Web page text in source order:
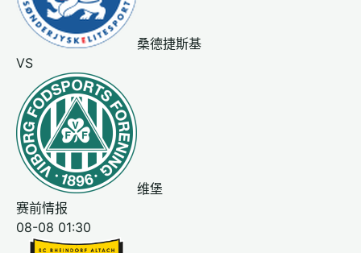
桑德捷斯基
VS
维堡
赛前情报
08-08 01:30